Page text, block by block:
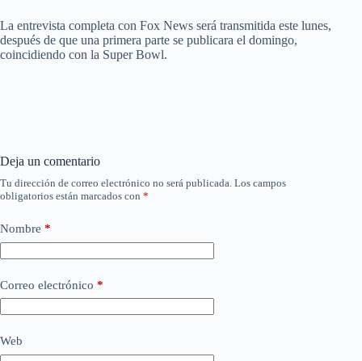
La entrevista completa con Fox News será transmitida este lunes,
después de que una primera parte se publicara el domingo,
coincidiendo con la Super Bowl.
Deja un comentario
Tu dirección de correo electrónico no será publicada. Los campos
obligatorios están marcados con *
Nombre *
Correo electrónico *
Web